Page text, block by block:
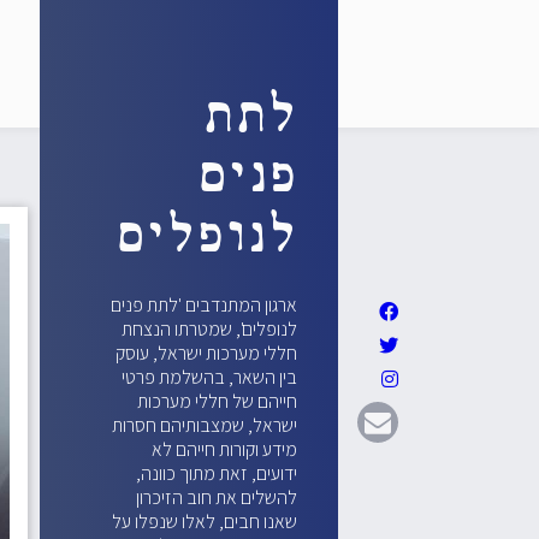
לתת
פנים
לנופלים
ארגון המתנדבים 'לתת פנים
לנופלים', שמטרתו הנצחת
חללי מערכות ישראל, עוסק
בין השאר, בהשלמת פרטי
חייהם של חללי מערכות
ישראל, שמצבותיהם חסרות
מידע וקורות חייהם לא
ידועים, זאת מתוך כוונה,
להשלים את חוב הזיכרון
שאנו חבים, לאלו שנפלו על